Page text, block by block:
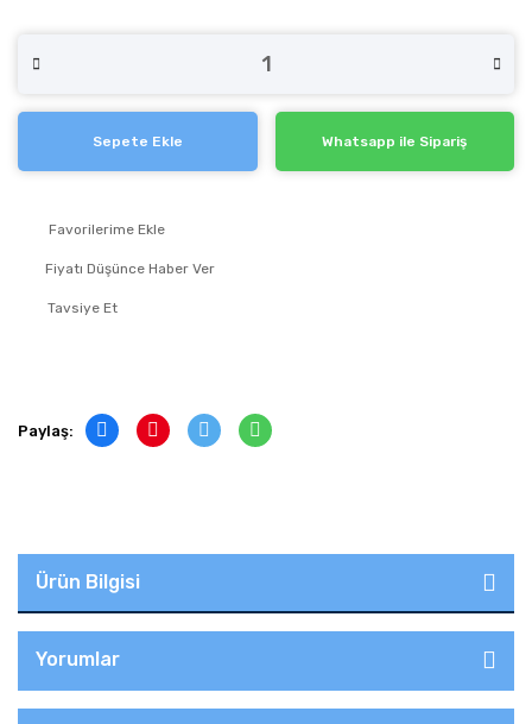
Sepete Ekle Whatsapp ile Sipariş
Fiyatı Düşünce Haber Ver
Tavsiye Et
Paylaş:
Ürün Bilgisi
Yorumlar